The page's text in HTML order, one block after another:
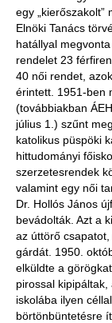
egy
Elnöki Tanács
hatállyal
rendelet 23
40 női rendet,
érintett. 1951-ben
(továbbiakban
július 1.) szűnt
katolikus püspöki
hittudományi
szerzetesrendek
valamint egy női
Dr. Hollós János
bevádolták. Azt a
az úttörő
gárdát. 1950.
elküldte a
pirossal
iskolába ilyen
börtönbüntetésre